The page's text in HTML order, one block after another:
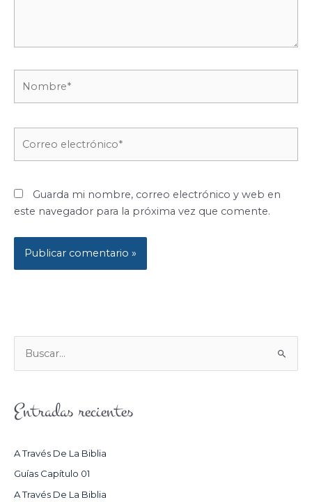
Guarda mi nombre, correo electrónico y web en
este navegador para la próxima vez que comente.
U
C
Entradas recientes
A Través De La Biblia
Guías Capítulo 01
A Través De La Biblia